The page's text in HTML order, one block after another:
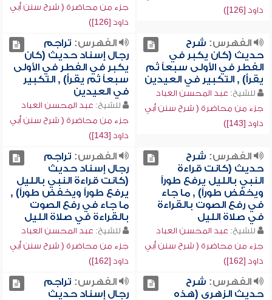
داود [126])
جزء من محاضرة ( شرح سنن أبي
داود [126])
الفهرس: شرح
حديث (كان يكبر في
الفطر في الأولى سبعاً ثم
يقرأ) , التكبير في العيدين
للشيخ: عبد المحسن العباد
جزء من محاضرة ( شرح سنن أبي
داود [143])
الفهرس: تراجم
رجال إسناد حديث (كان
يكبر في الفطر في الأولى
سبعاً ثم يقرأ) , التكبير
في العيدين
للشيخ: عبد المحسن العباد
جزء من محاضرة ( شرح سنن أبي
داود [143])
الفهرس: شرح
حديث (كانت قراءة
النبي بالليل يرفع طوراً
ويخفض طوراً) , ما جاء
في رفع الصوت بالقراءة
في صلاة الليل
للشيخ: عبد المحسن العباد
جزء من محاضرة ( شرح سنن أبي
داود [162])
الفهرس: تراجم
رجال إسناد حديث
(كانت قراءة النبي بالليل
يرفع طوراً ويخفض طوراً) ,
ما جاء في رفع الصوت
بالقراءة في صلاة الليل
للشيخ: عبد المحسن العباد
جزء من محاضرة ( شرح سنن أبي
داود [162])
الفهرس: شرح
حديث الزهري (هذه
الفهرس: تراجم
رجال إسناد حديث